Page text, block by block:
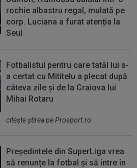
rochie albastru regal, mulată pe
corp. Luciana a furat atenția la
Seul
Fotbalistul pentru care tatăl lui s-
a certat cu Mititelu a plecat după
câteva zile și de la Craiova lui
Mihai Rotaru
citeşte ştirea pe Prosport.ro
Președintele din SuperLiga vrea
să renunțe la fotbal și să intre în